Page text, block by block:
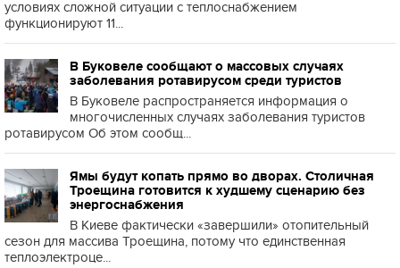
условиях сложной ситуации с теплоснабжением
функционируют 11...
В Буковеле сообщают о массовых случаях
заболевания ротавирусом среди туристов
В Буковеле распространяется информация о
многочисленных случаях заболевания туристов
ротавирусом Об этом сообщ...
Ямы будут копать прямо во дворах. Столичная
Троещина готовится к худшему сценарию без
энергоснабжения
В Киеве фактически «завершили» отопительный
сезон для массива Троещина, потому что единственная
теплоэлектроце...